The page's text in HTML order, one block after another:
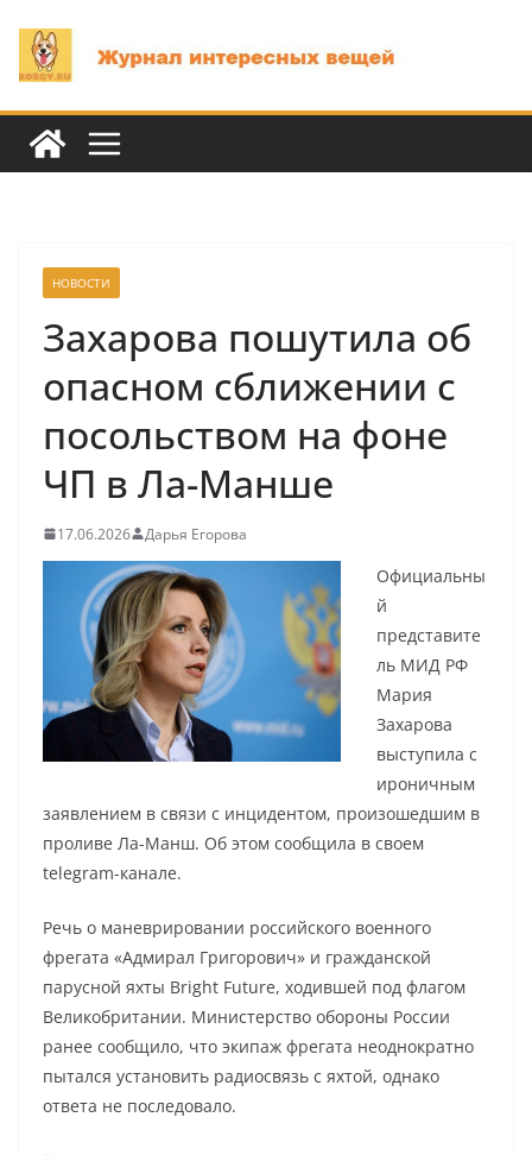
содержимому
НОВОСТИ
Захарова пошутила об
опасном сближении с
посольством на фоне
ЧП в Ла-Манше
17.06.2026 Дарья Егорова
Официальны
й
представите
ль МИД РФ
Мария
Захарова
выступила с
ироничным
заявлением в связи с инцидентом, произошедшим в
проливе Ла-Манш. Об этом сообщила в своем
telegram-канале.
Речь о маневрировании российского военного
фрегата «Адмирал Григорович» и гражданской
парусной яхты Bright Future, ходившей под флагом
Великобритании. Министерство обороны России
ранее сообщило, что экипаж фрегата неоднократно
пытался установить радиосвязь с яхтой, однако
ответа не последовало.